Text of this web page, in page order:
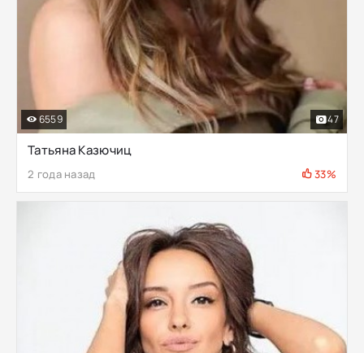
Татьяна Казючиц
2 года назад 33%
6559 47